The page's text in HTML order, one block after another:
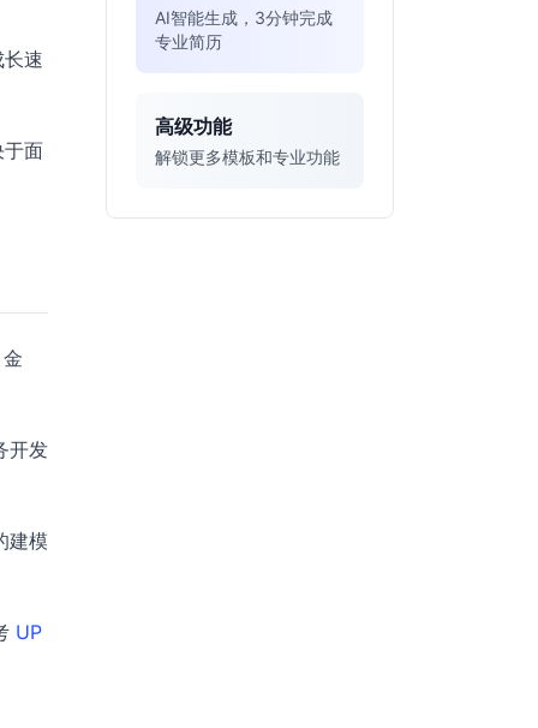
速
于面
开发
建模
UP
AI智能生成，3分钟完成
专业简历
高级功能
解锁更多模板和专业功能